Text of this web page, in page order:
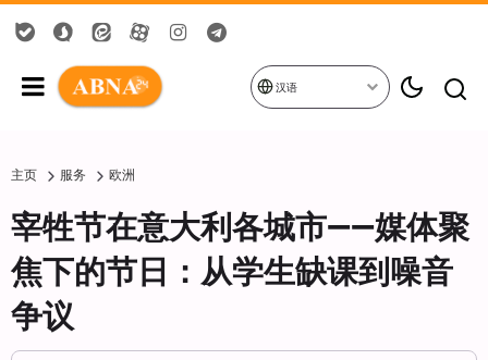
汉语
主页 服务 欧洲
宰牲节在意大利各城市——媒体聚
焦下的节日：从学生缺课到噪音
争议